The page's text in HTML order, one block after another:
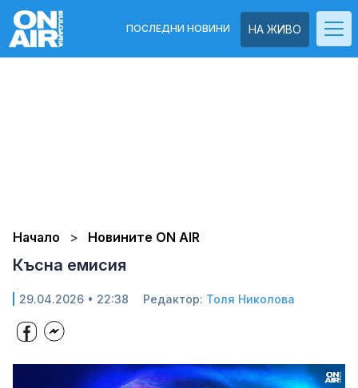
НА ЖИВО
ПОСЛЕДНИ НОВИНИ
Начало Новините ON AIR
Късна емисия
29.04.2026 • 22:38 Редактор: Толя Николова